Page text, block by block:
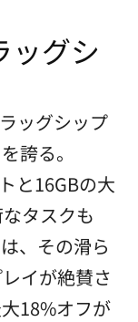
ッグシ
ッグシップ
誇る。
と16GBの大
タスクも
、その滑ら
イが絶賛さ
18%オフが